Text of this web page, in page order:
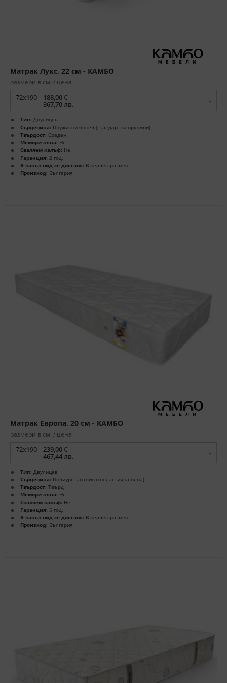
Матрак Лукс, 22 см - КАМБО
размери в см. / цена
72x190 - 188,00 €
367,70 лв.
Тип: Двулицев
Сърцевина: Пружинни бонел (стандартни пружини)
Твърдост: Среден
Мемори пяна: Не
Сваляем калъф: Не
Гаранция: 2 год.
В какъв вид се доставя: В реален размер
Произход: България
Матрак Европа, 20 см - КАМБО
размери в см. / цена
72x190 - 239,00 €
467,44 лв.
Тип: Двулицев
Сърцевина: Полиуретан (високоеластична пяна)
Твърдост: Твърд
Мемори пяна: Не
Сваляем калъф: Не
Гаранция: 5 год.
В какъв вид се доставя: В реален размер
Произход: България